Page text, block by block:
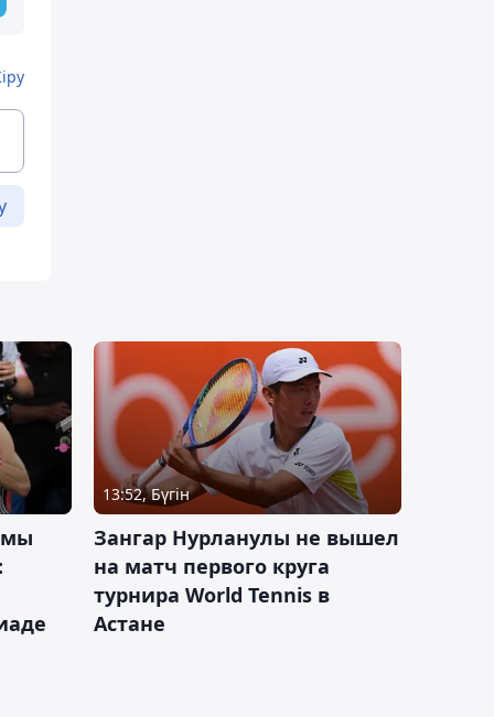
мы
13:52, Бүгін
Зангар Нурланулы не вышел
на матч первого круга
турнира World Tennis в
Астане